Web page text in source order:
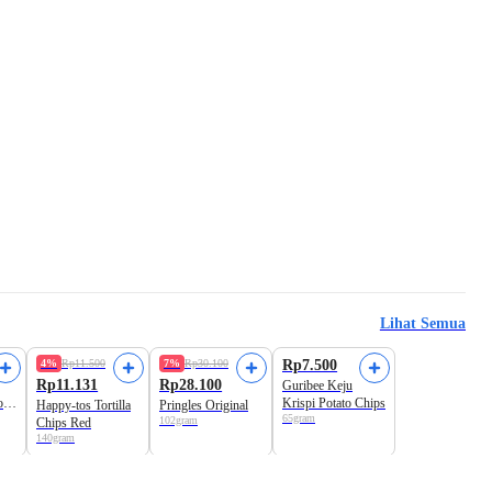
Lihat Semua
4% Rp11.500
Rp11.131
Happy-tos Tortilla
Chips Red
140gram
7% Rp30.100
Rp28.100
Pringles Original
102gram
Rp7.500
Guribee Keju
Krispi Potato Chips
65gram